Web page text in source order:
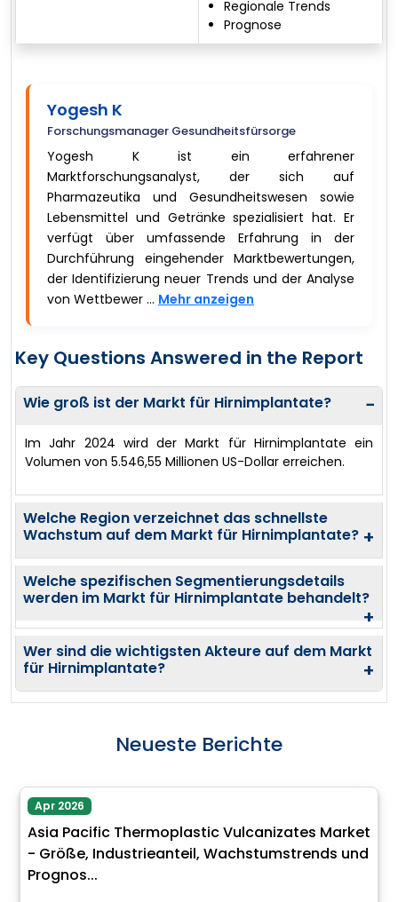
Regionale Trends
Prognose
Yogesh K
Forschungsmanager Gesundheitsfürsorge
Yogesh K ist ein erfahrener
Marktforschungsanalyst, der sich auf
Pharmazeutika und Gesundheitswesen sowie
Lebensmittel und Getränke spezialisiert hat. Er
verfügt über umfassende Erfahrung in der
Durchführung eingehender Marktbewertungen,
der Identifizierung neuer Trends und der Analyse
von Wettbewer ... Mehr anzeigen
Key Questions Answered in the Report
Wie groß ist der Markt für Hirnimplantate? −
Im Jahr 2024 wird der Markt für Hirnimplantate ein
Volumen von 5.546,55 Millionen US-Dollar erreichen.
Welche Region verzeichnet das schnellste
Wachstum auf dem Markt für Hirnimplantate? +
Welche spezifischen Segmentierungsdetails
werden im Markt für Hirnimplantate behandelt?
+
Wer sind die wichtigsten Akteure auf dem Markt
für Hirnimplantate?
+
Neueste Berichte
Apr 2026
Asia Pacific Thermoplastic Vulcanizates Market
- Größe, Industrieanteil, Wachstumstrends und
Prognos...